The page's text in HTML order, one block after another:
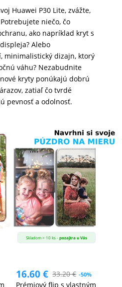
Huawei P30 Lite, zvážte,
niečo, čo
ako napríklad kryt s
Alebo
minimalistický dizajn, ktorý
váhu? Nezabudnite
kryty ponúkajú dobrú
zatiaľ čo tvrdé
pevnosť a odolnosť.
Skladom > 10 ks -pozajtra u Vás
16.60€ 33.20€ -50%
Prémiový flip s vlastným